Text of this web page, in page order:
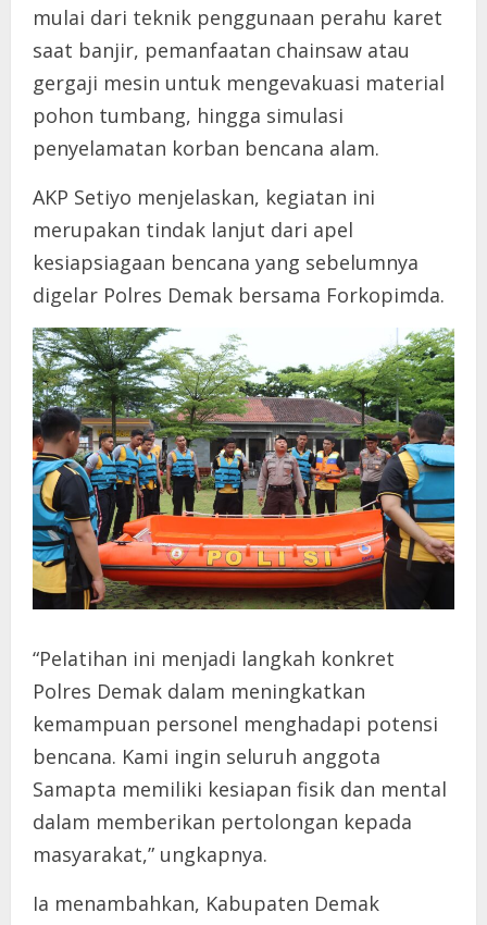
mulai dari teknik penggunaan perahu karet
saat banjir, pemanfaatan chainsaw atau
gergaji mesin untuk mengevakuasi material
pohon tumbang, hingga simulasi
penyelamatan korban bencana alam.
AKP Setiyo menjelaskan, kegiatan ini
merupakan tindak lanjut dari apel
kesiapsiagaan bencana yang sebelumnya
digelar Polres Demak bersama Forkopimda.
“Pelatihan ini menjadi langkah konkret
Polres Demak dalam meningkatkan
kemampuan personel menghadapi potensi
bencana. Kami ingin seluruh anggota
Samapta memiliki kesiapan fisik dan mental
dalam memberikan pertolongan kepada
masyarakat,” ungkapnya.
Ia menambahkan, Kabupaten Demak